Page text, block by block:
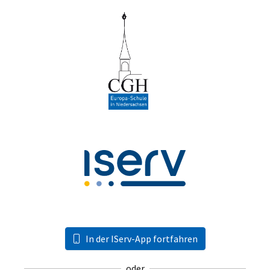
In der IServ-App fortfahren